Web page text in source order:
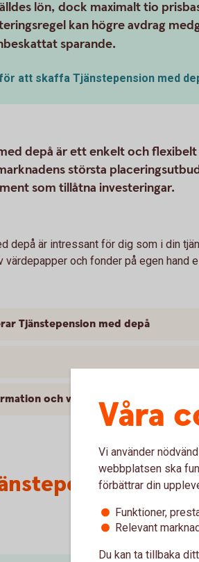
lön, dock maximalt tio
kan högre avdrag
sparande.
att skaffa Tjänstepension med
depå är ett enkelt och
största
som tillåtna investeringar.
depå är intressant för dig som i din
och fonder på egen hand
Tjänstepension med depå
och villkor
med
Våra
Vi använder
webbplatsen ska
förbättrar din
Funktioner,
Relevant
Du kan ta tillbaka